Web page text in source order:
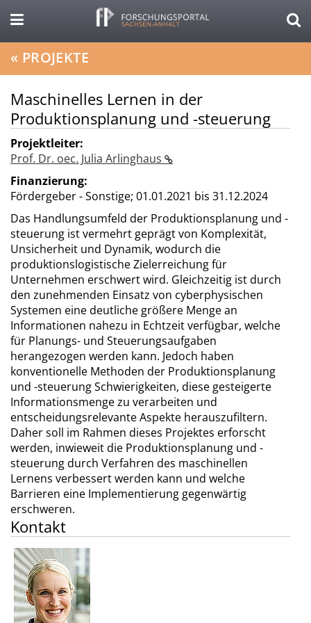
« PROJEKTE
Maschinelles Lernen in der
Produktionsplanung und -steuerung
Projektleiter:
Prof. Dr. oec. Julia Arlinghaus
Finanzierung:
Fördergeber - Sonstige; 01.01.2021 bis 31.12.2024
Das Handlungsumfeld der Produktionsplanung und -
steuerung ist vermehrt geprägt von Komplexität,
Unsicherheit und Dynamik, wodurch die
produktionslogistische Zielerreichung für
Unternehmen erschwert wird. Gleichzeitig ist durch
den zunehmenden Einsatz von cyberphysischen
Systemen eine deutliche größere Menge an
Informationen nahezu in Echtzeit verfügbar, welche
für Planungs- und Steuerungsaufgaben
herangezogen werden kann. Jedoch haben
konventionelle Methoden der Produktionsplanung
und -steuerung Schwierigkeiten, diese gesteigerte
Informationsmenge zu verarbeiten und
entscheidungsrelevante Aspekte herauszufiltern.
Daher soll im Rahmen dieses Projektes erforscht
werden, inwieweit die Produktionsplanung und -
steuerung durch Verfahren des maschinellen
Lernens verbessert werden kann und welche
Barrieren eine Implementierung gegenwärtig
erschweren.
Kontakt